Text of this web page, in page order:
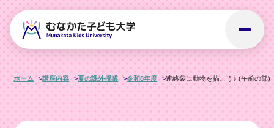
ホーム 講座内容 夏の課外授業 令和8年度 連絡袋に動物を描こう♪ (午前の部)